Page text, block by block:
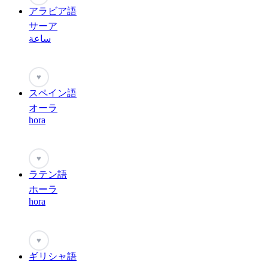
アラビア語
サーア
ساعة
♥
スペイン語
オーラ
hora
♥
ラテン語
ホーラ
hora
♥
ギリシャ語